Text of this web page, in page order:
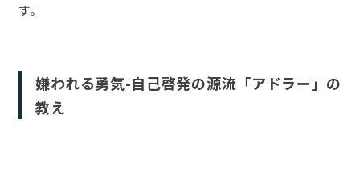
す。
嫌われる勇気-自己啓発の源流「アドラー」の
教え